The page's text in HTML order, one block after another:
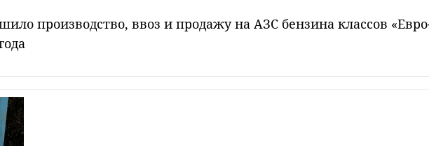
производство, ввоз и продажу на АЗС бензина классов